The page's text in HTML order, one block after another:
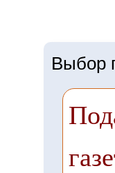
Выбор